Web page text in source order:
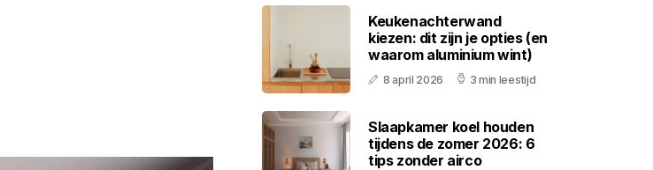
Keukenachterwand
kiezen: dit zijn je opties (en
waarom aluminium wint)
8 april 2026 3 min leestijd
Slaapkamer koel houden
tijdens de zomer 2026: 6
tips zonder airco